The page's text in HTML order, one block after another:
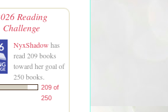
Reading
Challenge
NyxShadow has
read 209 books
toward her goal of
250 books.
209 of
250